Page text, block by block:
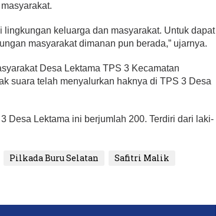
lingkungan keluarga dan masyarakat. Untuk dapat
masyarakat dimanan pun berada,” ujarnya.
Desa Lektama TPS 3 Kecamatan
suara telah menyalurkan haknya di TPS 3 Desa
Desa Lektama ini berjumlah 200. Terdiri dari laki-
Pilkada Buru Selatan
Safitri Malik